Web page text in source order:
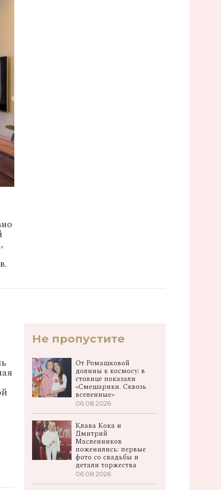
Не пропустите
От Ромашковой
долины к космосу: в
столице показали
«Смешарики. Сквозь
вселенные»
06.08.2026
Клава Кока и
Дмитрий
Масленников
поженились: первые
фото со свадьбы и
детали торжества
06.08.2026